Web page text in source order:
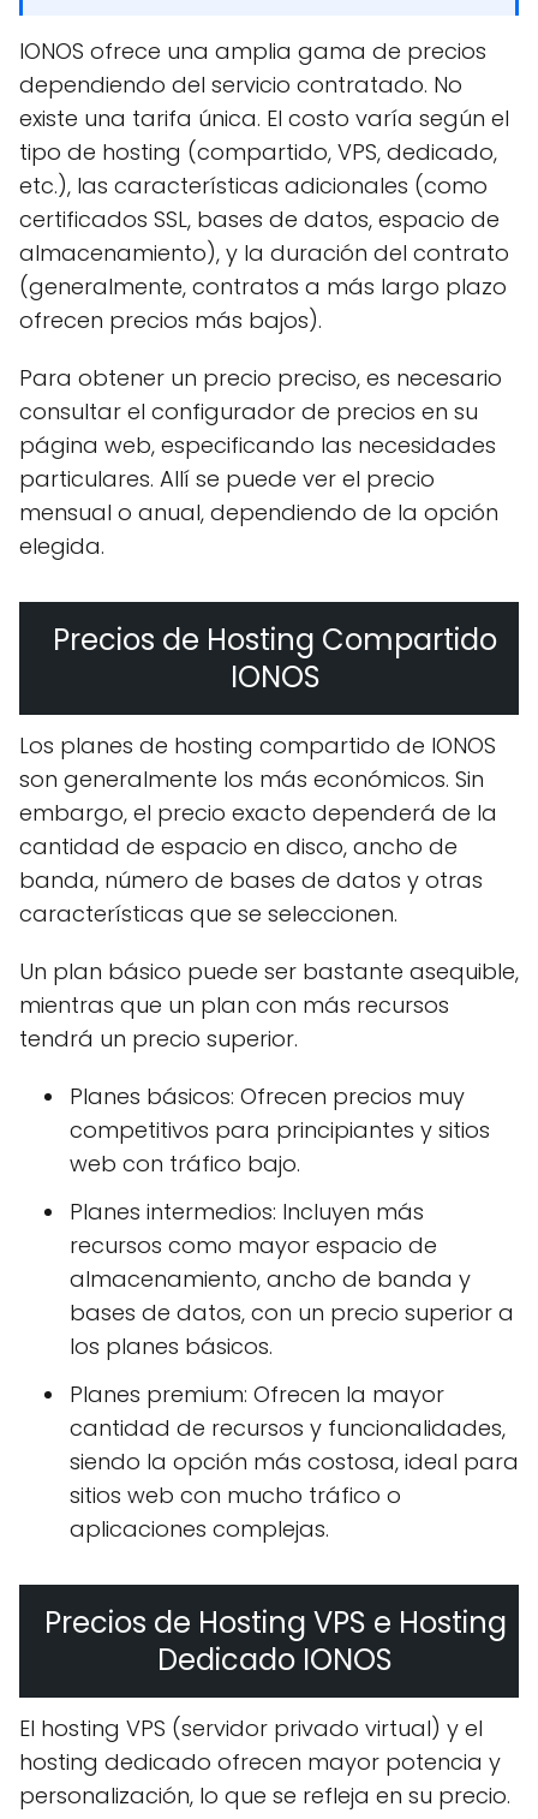
IONOS ofrece una amplia gama de precios
dependiendo del servicio contratado. No
existe una tarifa única. El costo varía según el
tipo de hosting (compartido, VPS, dedicado,
etc.), las características adicionales (como
certificados SSL, bases de datos, espacio de
almacenamiento), y la duración del contrato
(generalmente, contratos a más largo plazo
ofrecen precios más bajos).
Para obtener un precio preciso, es necesario
consultar el configurador de precios en su
página web, especificando las necesidades
particulares. Allí se puede ver el precio
mensual o anual, dependiendo de la opción
elegida.
Precios de Hosting Compartido
IONOS
Los planes de hosting compartido de IONOS
son generalmente los más económicos. Sin
embargo, el precio exacto dependerá de la
cantidad de espacio en disco, ancho de
banda, número de bases de datos y otras
características que se seleccionen.
Un plan básico puede ser bastante asequible,
mientras que un plan con más recursos
tendrá un precio superior.
Planes básicos: Ofrecen precios muy
competitivos para principiantes y sitios
web con tráfico bajo.
Planes intermedios: Incluyen más
recursos como mayor espacio de
almacenamiento, ancho de banda y
bases de datos, con un precio superior a
los planes básicos.
Planes premium: Ofrecen la mayor
cantidad de recursos y funcionalidades,
siendo la opción más costosa, ideal para
sitios web con mucho tráfico o
aplicaciones complejas.
Precios de Hosting VPS e Hosting
Dedicado IONOS
El hosting VPS (servidor privado virtual) y el
hosting dedicado ofrecen mayor potencia y
personalización, lo que se refleja en su precio.